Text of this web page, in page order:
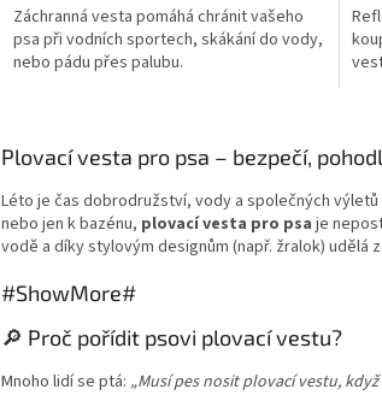
z
5
hvězdiček.
Záchranná vesta pomáhá chránit vašeho
psa při vodních sportech, skákání do vody,
nebo pádu přes palubu.
Plovací vesta pro psa – bezpečí,
Léto je čas dobrodružství, vody a společných
nebo jen k bazénu, plovací vesta pro psa je
vodě a díky stylovým designům (např. žralok) udělá
#ShowMore#
🔎 Proč pořídit psovi plovací vestu?
Mnoho lidí se ptá: „Musí pes nosit plovací vestu,